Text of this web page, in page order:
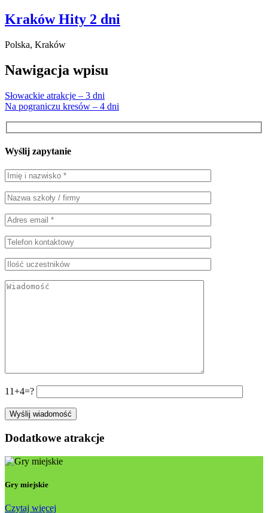
Kraków Hity 2 dni
Polska, Kraków
Nawigacja wpisu
Słowackie atrakcje – 3 dni
Na pograniczu kresów – 4 dni
Wyślij zapytanie
11+4=?
Dodatkowe atrakcje
Gry miejskie
Czytaj więcej